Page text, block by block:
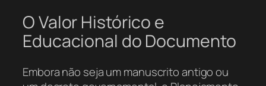
O Valor Histórico e
Educacional do Documento
Embora não seja um manuscrito antigo ou